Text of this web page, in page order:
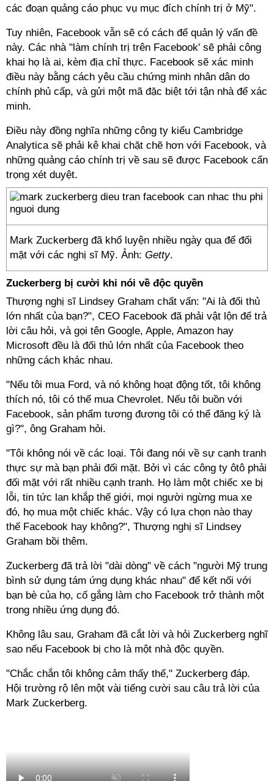
các đoạn quảng cáo phục vụ mục đích chính trị ở Mỹ".
Tuy nhiên, Facebook vẫn sẽ có cách để quản lý vấn đề
này. Các nhà "làm chính trị trên Facebook' sẽ phải công
khai họ là ai, kèm địa chỉ thực. Facebook sẽ xác minh
điều này bằng cách yêu cầu chứng minh nhân dân do
chính phủ cấp, và gửi một mã đặc biệt tới tận nhà để xác
minh.
Điều này đồng nghĩa những công ty kiểu Cambridge
Analytica sẽ phải kê khai chặt chẽ hơn với Facebook, và
những quảng cáo chính trị về sau sẽ được Facebook cẩn
trọng xét duyệt.
Mark Zuckerberg đã khổ luyện nhiều ngày qua để đối
mặt với các nghị sĩ Mỹ. Ảnh: Getty.
Zuckerberg bị cười khi nói về độc quyền
Thượng nghị sĩ Lindsey Graham chất vấn: "Ai là đối thủ
lớn nhất của bạn?", CEO Facebook đã phải vật lộn để trả
lời câu hỏi, và gọi tên Google, Apple, Amazon hay
Microsoft đều là đối thủ lớn nhất của Facebook theo
những cách khác nhau.
"Nếu tôi mua Ford, và nó không hoạt động tốt, tôi không
thích nó, tôi có thể mua Chevrolet. Nếu tôi buồn với
Facebook, sản phẩm tương đương tôi có thể đăng ký là
gì?", ông Graham hỏi.
"Tôi không nói về các loại. Tôi đang nói về sự cạnh tranh
thực sự mà bạn phải đối mặt. Bởi vì các công ty ôtô phải
đối mặt với rất nhiều cạnh tranh. Họ làm một chiếc xe bị
lỗi, tin tức lan khắp thế giới, mọi người ngừng mua xe
đó, họ mua một chiếc khác. Vậy có lựa chọn nào thay
thế Facebook hay không?", Thượng nghị sĩ Lindsey
Graham bồi thêm.
Zuckerberg đã trả lời "dài dòng" về cách "người Mỹ trung
bình sử dụng tám ứng dụng khác nhau" để kết nối với
bạn bè của họ, cố gắng làm cho Facebook trở thành một
trong nhiều ứng dụng đó.
Không lâu sau, Graham đã cắt lời và hỏi Zuckerberg nghĩ
sao nếu Facebook bị cho là một nhà độc quyền.
"Chắc chắn tôi không cảm thấy thế," Zuckerberg đáp.
Hội trường rộ lên một vài tiếng cười sau câu trả lời của
Mark Zuckerberg.